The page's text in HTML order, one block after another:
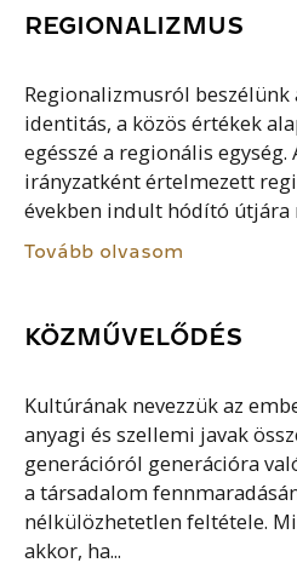
REGIONALIZMUS
Regionalizmusról beszélünk
identitás, a közös értékek
egésszé a regionális
irányzatként értelmezett
években indult hódító útjára
Tovább olvasom
KÖZMŰVELŐDÉS
Kultúrának nevezzük az
anyagi és szellemi javak
generációról generációra
a társadalom
nélkülözhetetlen feltétele.
akkor, ha...